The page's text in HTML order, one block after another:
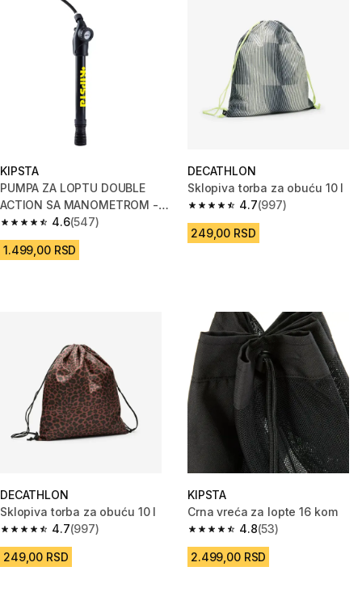
KIPSTA
PUMPA ZA LOPTU DOUBLE
ACTION SA MANOMETROM -
CRNA
4.6
4.6 od 5 zvezdica from 547 Recenzije
(547)
1.499,00 RSD
DECATHLON
Sklopiva torba za obuću 10 l
4.7
4.7 od 5 zvezdica from 997
(997)
249,00 RSD
DECATHLON
Sklopiva torba za obuću 10 l
4.7
4.7 od 5 zvezdica from 997 Recenzije
(997)
249,00 RSD
KIPSTA
Crna vreća za lopte 16 kom
4.8
4.8 od 5 zvezdica from 53
(53)
2.499,00 RSD